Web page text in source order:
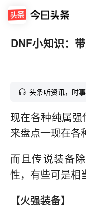
DNF小知识：
头条听资讯，时
现在各种纯属强
来盘点一现在各
而且传说装备
性，有些可是相
【火强装备】